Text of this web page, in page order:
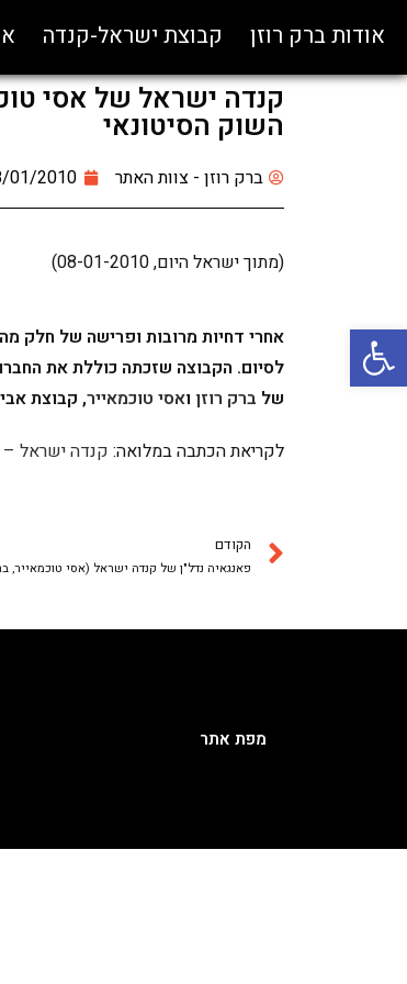
פתח סרגל נגישות
אודות ברק רוזן קבוצת ישראל-קנדה
קנדה ישראל של אסי
השוק הסיטונאי
ברק רוזן - צוות האתר 01/2010
(מתוך ישראל היום, 08-01-2010)
אחרי דחיות מרובות ופרישה של חלק
לסיום. הקבוצה שזכתה כוללת את
של ברק רוזן ואסי טוכמאייר, קבוצת
לקריאת הכתבה במלואה: קנדה ישראל –
הקודם
פאנגאיה נדל"ן של קנדה ישראל (אסי טוכמאייר,
מפת אתר